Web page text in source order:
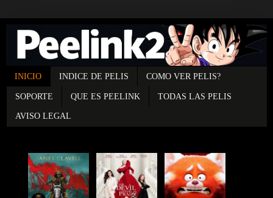
INICIO INDICE DE PELIS COMO VER PELIS?
SOPORTE QUE ES PEELINK TODAS LAS PELIS
AVISO LEGAL